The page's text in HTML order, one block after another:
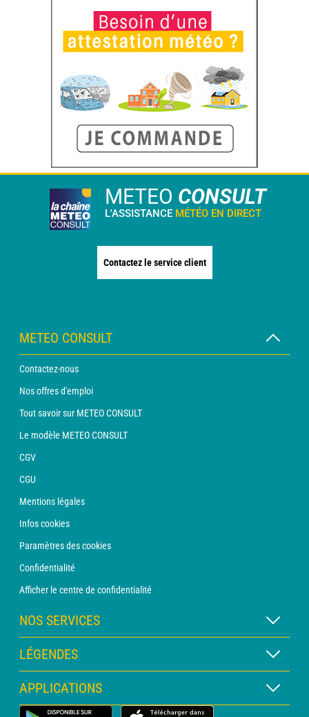
METEO CONSULT
L'ASSISTANCE MÉTÉO EN DIRECT
Contactez le service client
METEO CONSULT
Contactez-nous
Nos offres d'emploi
Tout savoir sur METEO CONSULT
Le modèle METEO CONSULT
CGV
CGU
Mentions légales
Infos cookies
Paramètres des cookies
Confidentialité
Afficher le centre de confidentialité
NOS SERVICES
Abonnement METEO Xpert
Abonnement METEO PRO
Consultation avec un prévisionniste
LÉGENDES
Légende des cartes
Légende des pictogrammes
APPLICATIONS